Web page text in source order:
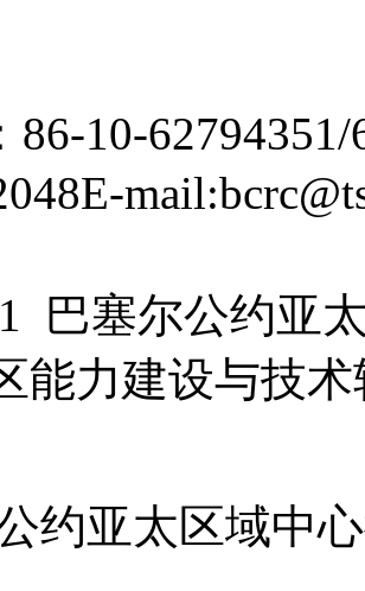
86-10-62794351/
E-
巴塞尔公约亚
能力建设与技
约亚太区域中